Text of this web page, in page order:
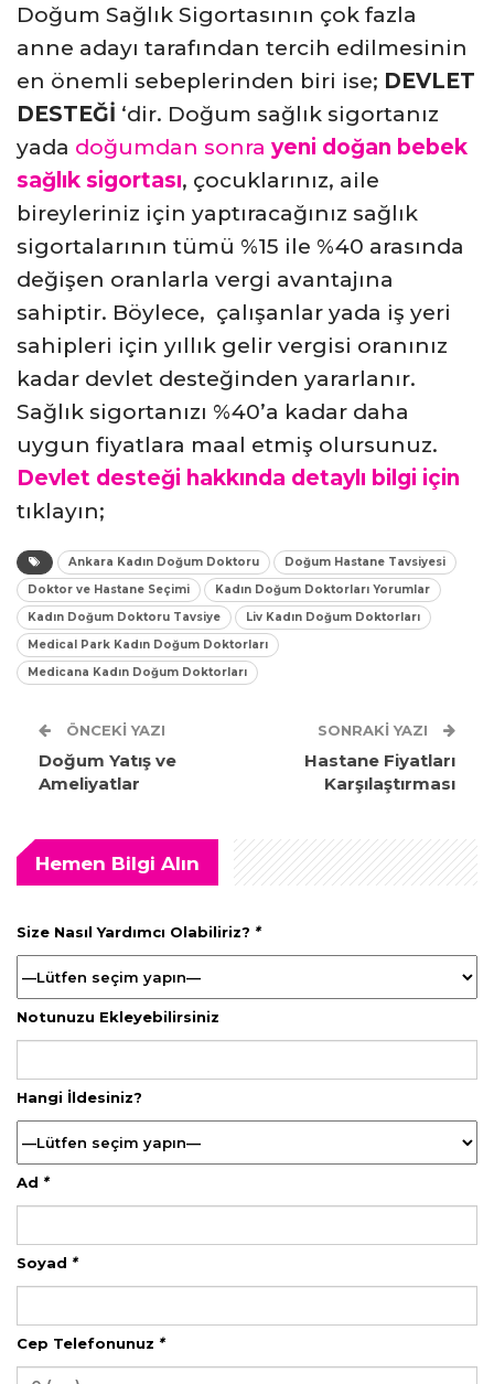
Doğum Sağlık Sigortasının çok fazla
anne adayı tarafından tercih edilmesinin
en önemli sebeplerinden biri ise; DEVLET
DESTEĞİ ‘dir. Doğum sağlık sigortanız
yada doğumdan sonra yeni doğan bebek
sağlık sigortası, çocuklarınız, aile
bireyleriniz için yaptıracağınız sağlık
sigortalarının tümü %15 ile %40 arasında
değişen oranlarla vergi avantajına
sahiptir. Böylece, çalışanlar yada iş yeri
sahipleri için yıllık gelir vergisi oranınız
kadar devlet desteğinden yararlanır.
Sağlık sigortanızı %40’a kadar daha
uygun fiyatlara maal etmiş olursunuz.
Devlet desteği hakkında detaylı bilgi için
tıklayın;
Ankara Kadın Doğum Doktoru
Doğum Hastane Tavsiyesi
Doktor ve Hastane Seçimi
Kadın Doğum Doktorları Yorumlar
Kadın Doğum Doktoru Tavsiye
Liv Kadın Doğum Doktorları
Medical Park Kadın Doğum Doktorları
Medicana Kadın Doğum Doktorları
ÖNCEKI YAZI
Doğum Yatış ve
Ameliyatlar
SONRAKI YAZI
Hastane Fiyatları
Karşılaştırması
Hemen Bilgi Alın
Size Nasıl Yardımcı Olabiliriz? *
Notunuzu Ekleyebilirsiniz
Hangi İldesiniz?
Ad *
Soyad *
Cep Telefonunuz *